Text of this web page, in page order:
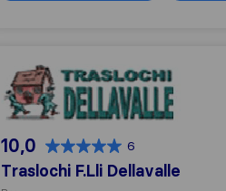
Traslochi F.Lli Dellavalle
10,0 6
Traslochi F.Lli Dellavalle